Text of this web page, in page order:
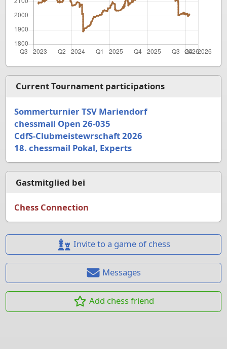
Current Tournament participations
Sommerturnier TSV Mariendorf
chessmail Open 26-035
CdfS-Clubmeistewrschaft 2026
18. chessmail Pokal, Experts
Gastmitglied bei
Chess Connection
Invite to a game of chess
Messages
Add chess friend